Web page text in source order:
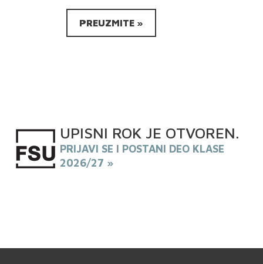
UPISNI ROK JE OTVOREN.
PRIJAVI SE I POSTANI DEO KLASE
2026/27 »